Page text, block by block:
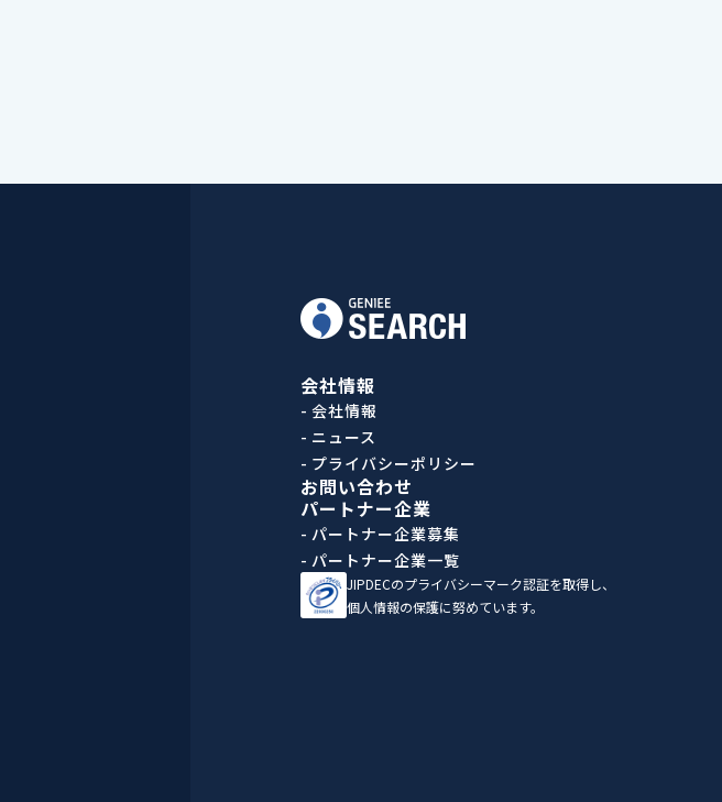
会社情報
- 会社情報
- ニュース
- プライバシーポリシー
お問い合わせ
パートナー企業
- パートナー企業募集
- パートナー企業一覧
JIPDECのプライバシーマーク認証を取得し、
個人情報の保護に努めています。